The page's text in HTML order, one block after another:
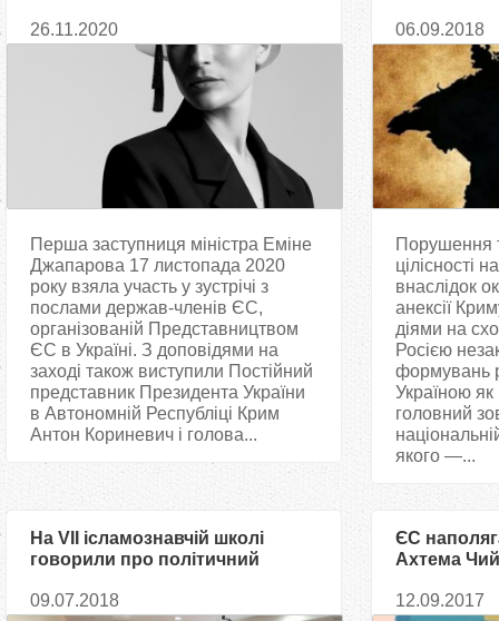
платформа»
26.11.2020
Перша заступниця міністра Еміне
Джапарова 17 листопада 2020
року взяла участь у зустрічі з
послами держав-членів ЄС,
організованій Представництвом
ЄС в Україні. З доповідями на
заході також виступили Постійний
представник Президента України
в Автономній Республіці Крим
Антон Кориневич і голова...
06.09.2018
Порушення
цілісності
внаслідок
анексії
діями на
Росією
формувань
Україною як
головний
якого —...
На VII ісламознавчій школі
говорили про політичний
Республіки та країн ЄС через
09.07.2018
ЄС
Ахтема
12.09.2017